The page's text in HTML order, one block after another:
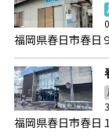
福岡県春日市春日
福岡県春日市春日